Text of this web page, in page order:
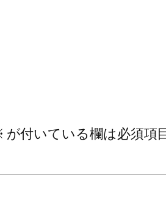
が付いている欄は必須項